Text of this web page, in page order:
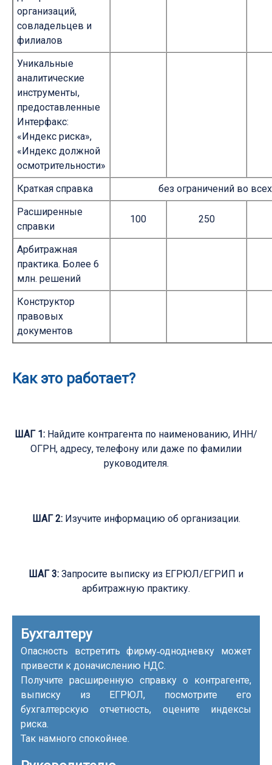
организаций,
совладельцев и
филиалов
Уникальные
аналитические
инструменты,
предоставленные
Интерфакс:
«Индекс риска»,
«Индекс должной
осмотрительности»
Краткая справка
без ограничений во
Расширенные
справки
100 250
Арбитражная
практика. Более 6
млн. решений
Конструктор
правовых
документов
Как это работает?
ШАГ 1: Найдите контрагента по наименованию, ИНН/
ОГРН, адресу, телефону или даже по фамилии
руководителя.
ШАГ 2: Изучите информацию об организации.
ШАГ 3: Запросите выписку из ЕГРЮЛ/ЕГРИП и
арбитражную практику.
Бухгалтеру
Опасность встретить фирму‑однодневку может
привести к доначислению НДС.
Получите расширенную справку о контрагенте,
выписку из ЕГРЮЛ, посмотрите его
бухгалтерскую отчетность, оцените индексы
риска.
Так намного спокойнее.